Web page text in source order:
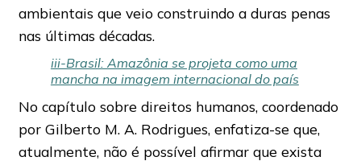
ambientais que veio construindo a duras penas
nas últimas décadas.
iii-Brasil: Amazônia se projeta como uma
mancha na imagem internacional do país
No capítulo sobre direitos humanos, coordenado
por Gilberto M. A. Rodrigues, enfatiza-se que,
atualmente, não é possível afirmar que exista